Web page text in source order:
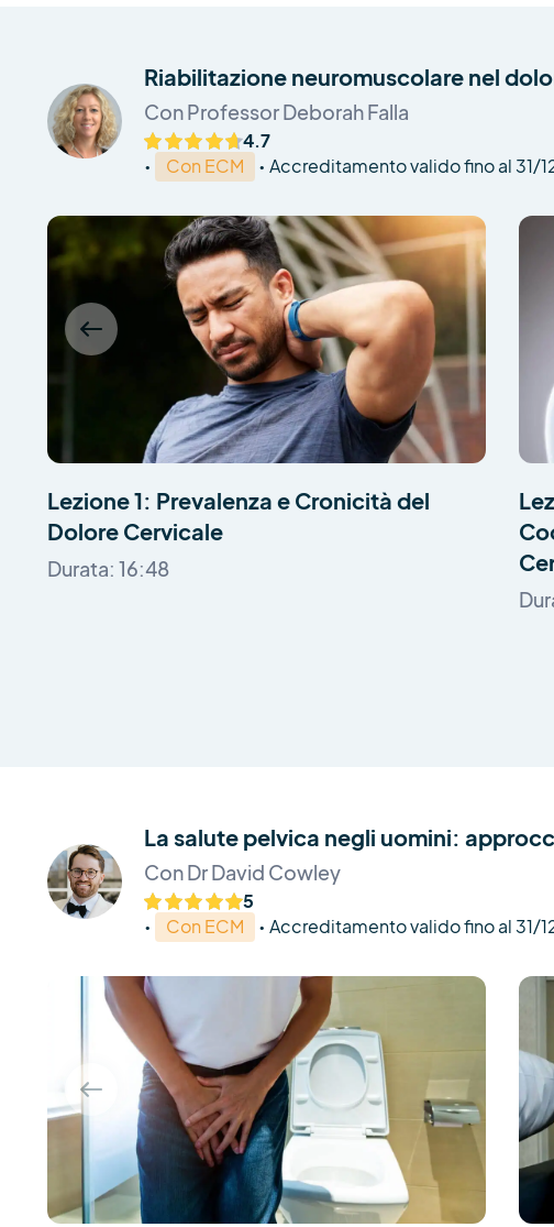
Riabilitazione neuromuscolare nel
Con Professor Deborah Falla
4.7
• Con ECM • Accreditamento valido fino al 31/
Lezione 1: Prevalenza e Cronicità del
Dolore Cervicale
Durata: 16:48
La salute pelvica negli uomini:
Con Dr David Cowley
5
• Con ECM • Accreditamento valido fino al 31/